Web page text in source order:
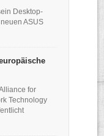
Desktop-
ASUS
for
Technology